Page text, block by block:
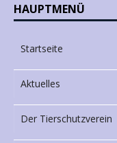
HAUPTMENÜ
Startseite
Aktuelles
Der Tierschutzverein